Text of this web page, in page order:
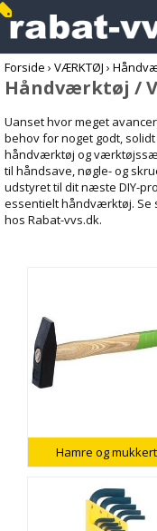
Forside › VÆRKTØJ ›
Håndværktøj /
Uanset hvor meget
behov for noget godt,
håndværktøj og
til håndsave, nøgle- og
udstyret til dit næste DIY-
essentielt håndværktøj. Se
hos Rabat-vvs.dk.
Hamre og